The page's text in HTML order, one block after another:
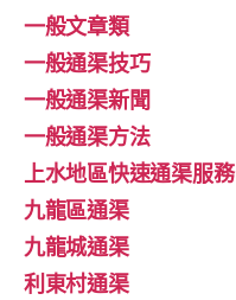
一般文章類
一般通渠技巧
一般通渠新聞
一般通渠方法
上水地區快速通渠服務
九龍區通渠
九龍城通渠
利東村通渠